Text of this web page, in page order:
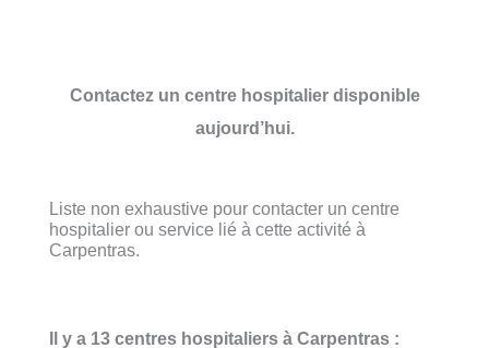
Contactez un centre hospitalier disponible
aujourd’hui.
Liste non exhaustive pour contacter un centre
hospitalier ou service lié à cette activité à
Carpentras.
Il y a 13 centres hospitaliers à Carpentras :